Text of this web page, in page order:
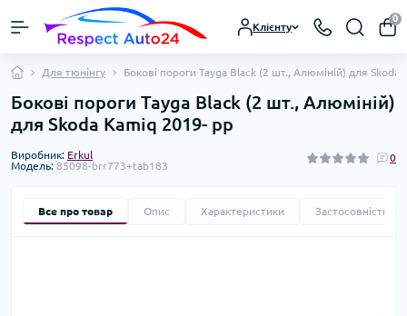
Клієнту
0
Для тюнінгу Бокові пороги Tayga Black (2 шт., Алюміній) для Skoda
Бокові пороги Tayga Black (2 шт., Алюміній)
для Skoda Kamiq 2019- рр
Виробник: Erkul
Модель: 85098-brr773+tab183
0
Все про товар Опис Характеристики Застосовність